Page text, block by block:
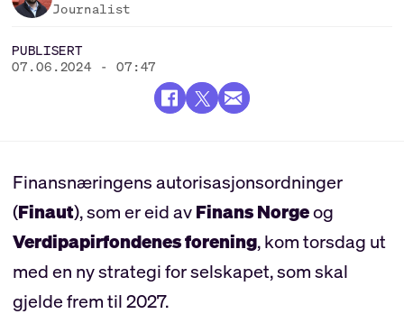
Journalist
PUBLISERT
07.06.2024 - 07:47
Finansnæringens autorisasjonsordninger
(Finaut), som er eid avFinans Norgeog
Verdipapirfondenes forening, kom torsdag ut
med en ny strategi for selskapet, som skal
gjelde frem til 2027.